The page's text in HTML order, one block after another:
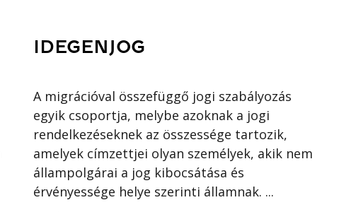
IDEGENJOG
A migrációval összefüggő jogi szabályozás
egyik csoportja, melybe azoknak a jogi
rendelkezéseknek az összessége tartozik,
amelyek címzettjei olyan személyek, akik nem
állampolgárai a jog kibocsátása és
érvényessége helye szerinti államnak. ...